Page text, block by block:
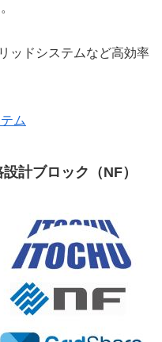
ッドシステムなど高効率
ム
計ブロック（NF）